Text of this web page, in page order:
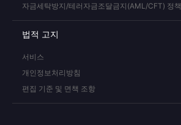
자금세탁방지/테러자금조달금지(AML/CFT) 정책
법적 고지
서비스
개인정보처리방침
편집 기준 및 면책 조항